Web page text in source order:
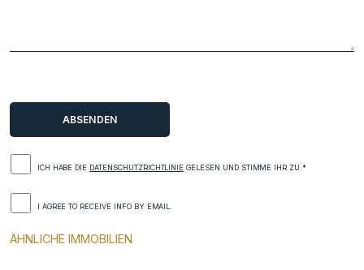
ICH HABE DIE DATENSCHUTZRICHTLINIE GELESEN UND STIMME IHR ZU.*
I AGREE TO RECEIVE INFO BY EMAIL.
ÄHNLICHE IMMOBILIEN